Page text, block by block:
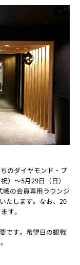
のダイヤモンド・プ
）～5月29日（日）
の会員専用ラウンジ
たします。なお、20
す。
です。希望日の観戦